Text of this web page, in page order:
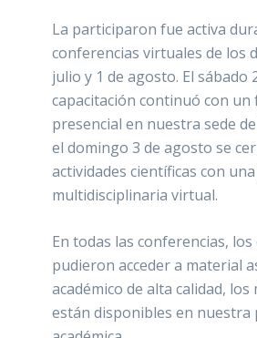
La participaron fue activa
conferencias virtuales de los
julio y 1 de agosto. El sábado
capacitación continuó con un
presencial en nuestra sede
el domingo 3 de agosto se
actividades científicas con
multidisciplinaria virtual.
En todas las conferencias,
pudieron acceder a material
académico de alta calidad, los
están disponibles en nuestra